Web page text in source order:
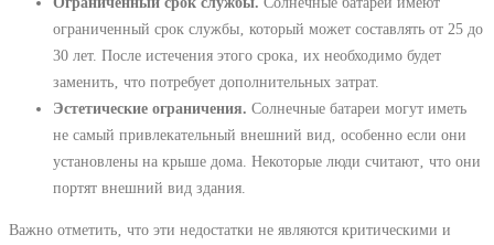
ограниченный срок службы‚ который может составлять от 25 до
30 лет. После истечения этого срока‚ их необходимо будет
заменить‚ что потребует дополнительных затрат.
Эстетические ограничения. Солнечные батареи могут иметь
не самый привлекательный внешний вид‚ особенно если они
установлены на крыше дома. Некоторые люди считают‚ что они
портят внешний вид здания.
Важно отметить‚ что эти недостатки не являются критическими и